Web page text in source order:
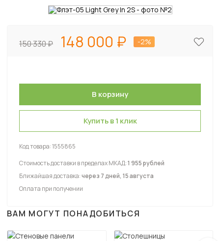
150 330 148 000 -2%
Купить в 1 клик
Код товара:1555865
Стоимость доставки в пределах МКАД:1 955 рублей
Ближайшая доставка:через 7 дней, 15 августа
Оплата при получении
ВАМ МОГУТ ПОНАДОБИТЬСЯ